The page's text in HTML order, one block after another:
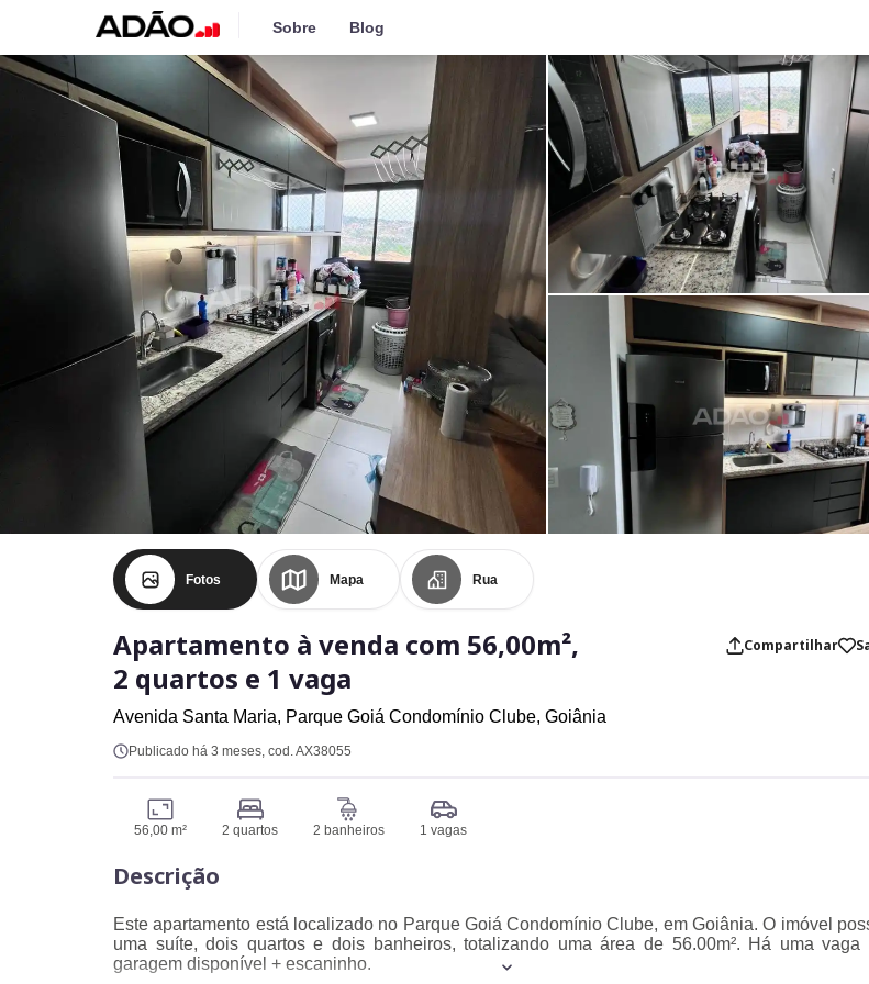
Sobre Blog
Fotos Mapa Rua
Apartamento à venda com 56,00m²,
2 quartos e 1 vaga
Compartilhar
Avenida Santa Maria, Parque Goiá Condomínio Clube, Goiânia
Publicado há 3 meses, cod. AX38055
56,00 m² 2 quartos 2 banheiros 1 vagas
Descrição
Este apartamento está localizado no Parque Goiá Condomínio Clube, em Goiânia. O imóvel
uma suíte, dois quartos e dois banheiros, totalizando uma área de 56.00m². Há uma vaga
garagem disponível + escaninho.